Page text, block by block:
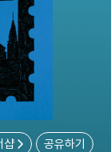
샵 공유하기